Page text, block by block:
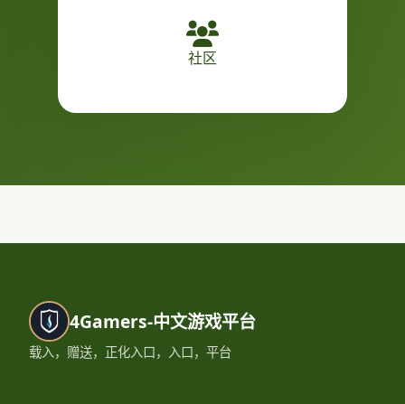
社区
4Gamers-中文游戏平台
载入，赠送，正化入口，入口，平台